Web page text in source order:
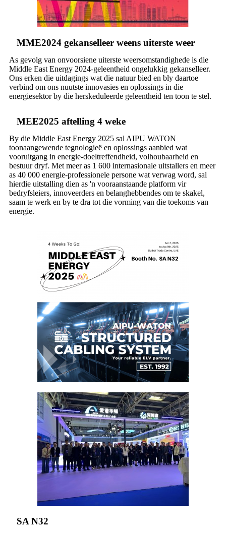
MME2024 gekanselleer weens uiterste weer
As gevolg van onvoorsiene uiterste weersomstandighede is die
Middle East Energy 2024-geleentheid ongelukkig gekanselleer.
Ons erken die uitdagings wat die natuur bied en bly daartoe
verbind om ons nuutste innovasies en oplossings in die
energiesektor by die herskeduleerde geleentheid ten toon te stel.
MEE2025 aftelling 4 weke
By die Middle East Energy 2025 sal AIPU WATON
toonaangewende tegnologieë en oplossings aanbied wat
vooruitgang in energie-doeltreffendheid, volhoubaarheid en
bestuur dryf. Met meer as 1 600 internasionale uitstallers en meer
as 40 000 energie-professionele persone wat verwag word, sal
hierdie uitstalling dien as 'n vooraanstaande platform vir
bedryfsleiers, innoveerders en belanghebbendes om te skakel,
saam te werk en by te dra tot die vorming van die toekoms van
energie.
SA N32